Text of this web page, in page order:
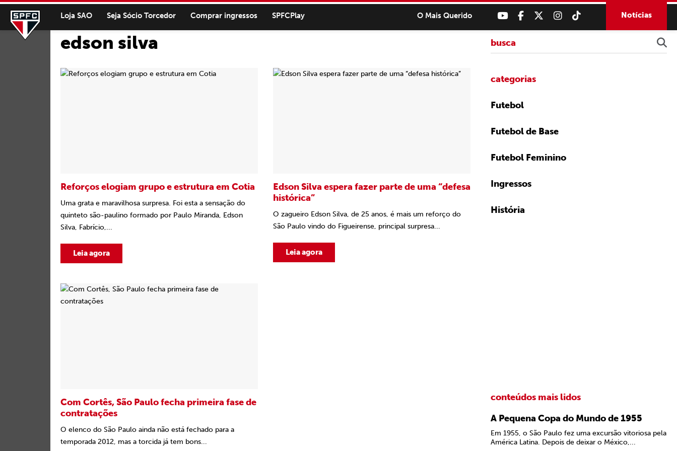
Loja SAO Seja Sócio Torcedor Comprar ingressos SPFCPlay O Mais Querido Notícias
edson silva
Reforços elogiam grupo e estrutura em Cotia
Uma grata e maravilhosa surpresa. Foi esta a sensação do
quinteto são-paulino formado por Paulo Miranda, Edson
Silva, Fabrício,...
Leia agora
Edson Silva espera fazer parte de uma “defesa
histórica”
O zagueiro Edson Silva, de 25 anos, é mais um reforço do
São Paulo vindo do Figueirense, principal surpresa...
Leia agora
Com Cortês, São Paulo fecha primeira fase de
contratações
O elenco do São Paulo ainda não está fechado para a
temporada 2012, mas a torcida já tem bons...
categorias
Futebol
Futebol de Base
Futebol Feminino
Ingressos
História
conteúdos mais lidos
A Pequena Copa do Mundo de 1955
Em 1955, o São Paulo fez uma excursão vitoriosa pela
América Latina. Depois de deixar o México,...